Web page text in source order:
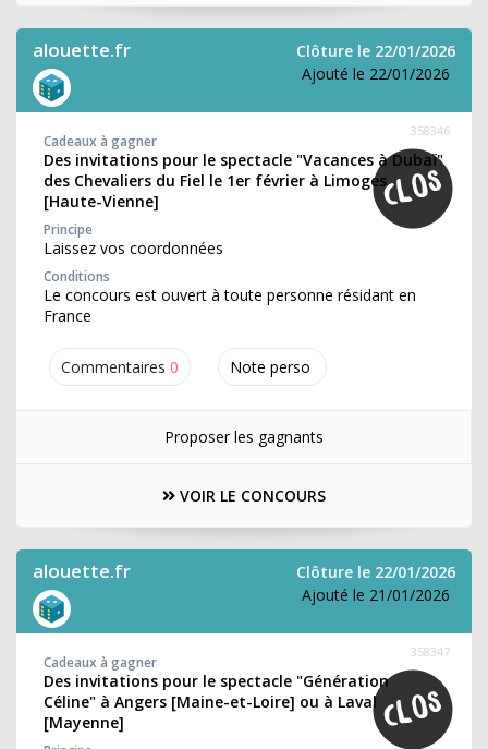
alouette.fr
Clôture le 22/01/2026
Ajouté le 22/01/2026
Commentaires 0 Note perso
358346
Cadeaux à gagner
Des invitations pour le spectacle "Vacances à Dubaï"
des Chevaliers du Fiel le 1er février à Limoges
[Haute-Vienne]
Principe
Laissez vos coordonnées
Conditions
Le concours est ouvert à toute personne résidant en
France
Proposer les gagnants
VOIR LE CONCOURS
alouette.fr
Clôture le 22/01/2026
Ajouté le 21/01/2026
358347
Cadeaux à gagner
Des invitations pour le spectacle "Génération
Céline" à Angers [Maine-et-Loire] ou à Laval
[Mayenne]